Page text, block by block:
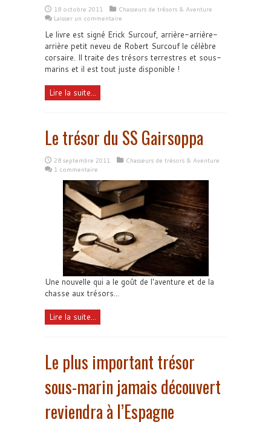
18 octobre 2011
Chasseurs de trésors & Aventure
Laisser un commentaire
Le livre est signé Erick Surcouf, arrière-arrière-
arrière petit neveu de Robert Surcouf le célèbre
corsaire. Il traite des trésors terrestres et sous-
marins et il est tout juste disponible !
Lire la suite...
Le trésor du SS Gairsoppa
28 septembre 2011
Chasseurs de trésors & Aventure
1 commentaire
Une nouvelle qui a le goût de l'aventure et de la
chasse aux trésors...
Lire la suite...
Le plus important trésor
sous-marin jamais découvert
reviendra à l’Espagne